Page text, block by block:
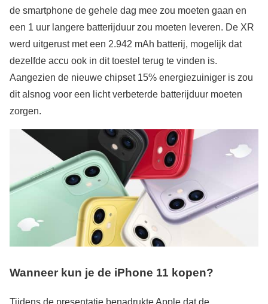
de smartphone de gehele dag mee zou moeten gaan en
een 1 uur langere batterijduur zou moeten leveren. De XR
werd uitgerust met een 2.942 mAh batterij, mogelijk dat
dezelfde accu ook in dit toestel terug te vinden is.
Aangezien de nieuwe chipset 15% energiezuiniger is zou
dit alsnog voor een licht verbeterde batterijduur moeten
zorgen.
Wanneer kun je de iPhone 11 kopen?
Tijdens de presentatie benadrukte Apple dat de